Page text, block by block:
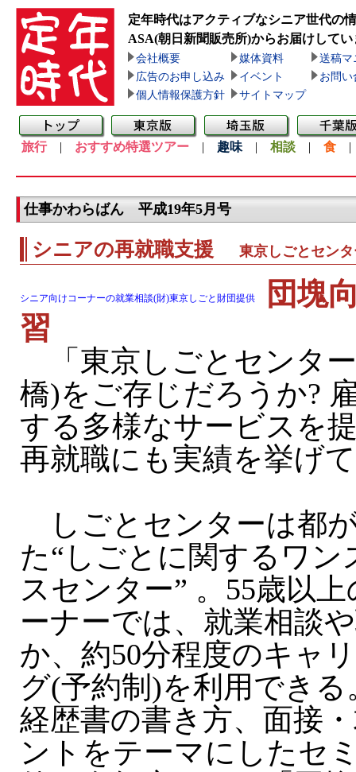
定年時代はアクティブなシニア世代の
ASA(朝日新聞販売所)からお届けしてい
会社概要 媒体資料
送稿マ
広告のお申し込み
イベント
お問い
個人情報保護方針
サイトマップ
旅行| おすすめ特選ツアー | 趣味 | 相談 | 食
仕事かわらばん 平成19年5月号
シニアの再就職支援 東京しごとセン
シニア向けコーナーの就業相談(財)東京しごと財団提供
団塊
習
「東京しごとセンタ
橋)をご存じだろうか?
する多様なサービスを
再就職にも実績を挙げ
しごとセンターは都
た“しごとに関するワン
スセンター” 。55歳以
ーナーでは、就業相談
か、約50分程度のキャ
グ(予約制)を利用でき
経歴書の書き方、面接
ントをテーマにしたセ